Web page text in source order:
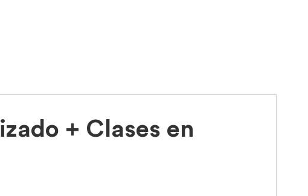
+ Clases en